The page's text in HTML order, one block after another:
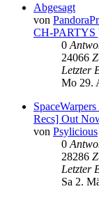
Abgesagt
von
CH-PARTYS
0
24066
Letzter
Mo 29.
Recs] Out
von Psylicious
0
28286
Letzter
Sa 2.